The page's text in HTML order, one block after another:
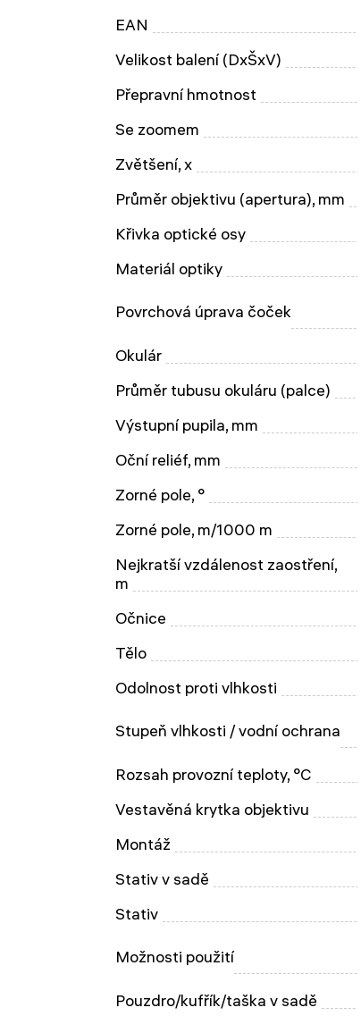
EAN
Velikost balení (DxŠxV)
Přepravní hmotnost
Se zoomem
Zvětšení, x
Průměr objektivu (apertura), mm
Křivka optické osy
Materiál optiky
Povrchová úprava čoček
Okulár
Průměr tubusu okuláru (palce)
Výstupní pupila, mm
Oční reliéf, mm
Zorné pole, °
Zorné pole, m/1000 m
Nejkratší vzdálenost zaostření,
m
Očnice
Tělo
Odolnost proti vlhkosti
Stupeň vlhkosti / vodní ochrana
Rozsah provozní teploty, °C
Vestavěná krytka objektivu
Montáž
Stativ v sadě
Stativ
Možnosti použití
Pouzdro/kufřík/taška v sadě